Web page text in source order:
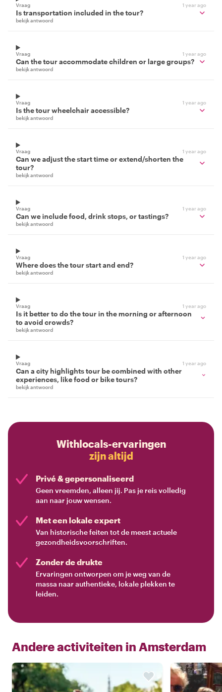
Vraag 1 year ago
Is transportation included in the tour?
bekijk antwoord
Vraag 1 year ago
Can the tour accommodate children or large groups?
bekijk antwoord
Vraag 1 year ago
Is the tour wheelchair accessible?
bekijk antwoord
Vraag 1 year ago
Can we adjust the start time or extend/shorten the
tour?
bekijk antwoord
Vraag 1 year ago
Can we include food, drink stops, or tastings?
bekijk antwoord
Vraag 1 year ago
Where does the tour start and end?
bekijk antwoord
Vraag 1 year ago
Is it better to do the tour in the morning or afternoon
to avoid crowds?
bekijk antwoord
Vraag 1 year ago
Can a city highlights tour be combined with other
experiences, like food or bike tours?
bekijk antwoord
Withlocals-ervaringen
zijn altijd
Privé & gepersonaliseerd
Geen vreemden, alleen jij. Pas je reis volledig
aan naar jouw wensen.
Met een lokale expert
Van historische feiten tot de meest actuele
gezondheidsvoorschriften.
Zonder de drukte
Ervaringen ontworpen om je weg van de
massa naar authentieke, lokale plekken te
leiden.
Andere activiteiten in Amsterdam